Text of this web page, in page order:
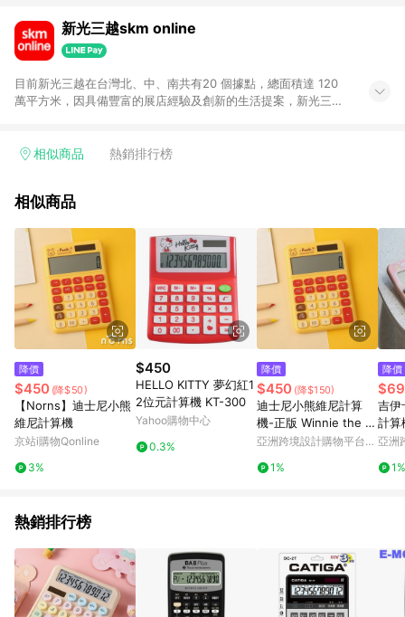
新光三越skm online
目前新光三越在台灣北、中、南共有20 個據點，總面積達 120
萬平方米，因具備豐富的展店經驗及創新的生活提案，新光三越
理念不斷向前邁進，並善盡企業社會責任，為人們帶來更愉悅美
相似商品 熱銷排行榜
相似商品
降價
$450 (降$50)
【Norns】迪士尼小熊
維尼計算機
京站i購物Qonline
3%
$450
HELLO KITTY 夢幻紅1
2位元計算機 KT-300
Yahoo購物中心
0.3%
降價
$450 (降$150)
迪士尼小熊維尼計算
機-正版 Winnie the P
ooh太陽能雙電源計算
亞洲跨境設計購物平台
1%
降價
吉伊
計算
亞洲
1%
熱銷排行榜